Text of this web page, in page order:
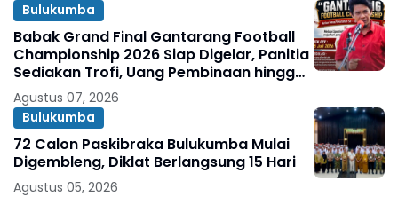
Bulukumba
Babak Grand Final Gantarang Football
Championship 2026 Siap Digelar, Panitia
Sediakan Trofi, Uang Pembinaan hingga
Penghargaan Individu
Agustus 07, 2026
Bulukumba
72 Calon Paskibraka Bulukumba Mulai
Digembleng, Diklat Berlangsung 15 Hari
Agustus 05, 2026